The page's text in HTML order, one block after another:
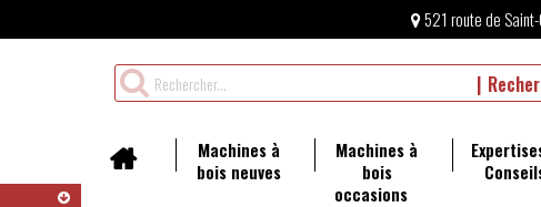
521 route de
Rechercher
un
Machines à
bois neuves
Machines à
bois
occasions